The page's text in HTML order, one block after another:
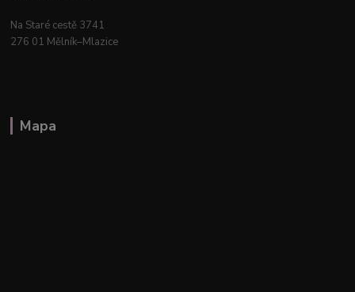
Na Staré cestě 3741
276 01 Mělník–Mlazice
Mapa